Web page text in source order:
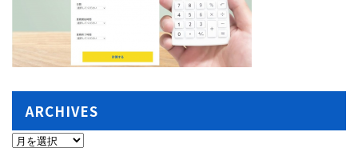
ARCHIVES
ARCHIVES